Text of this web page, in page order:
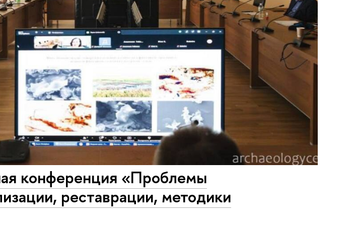
конференция «Проблемы
реставрации, методики